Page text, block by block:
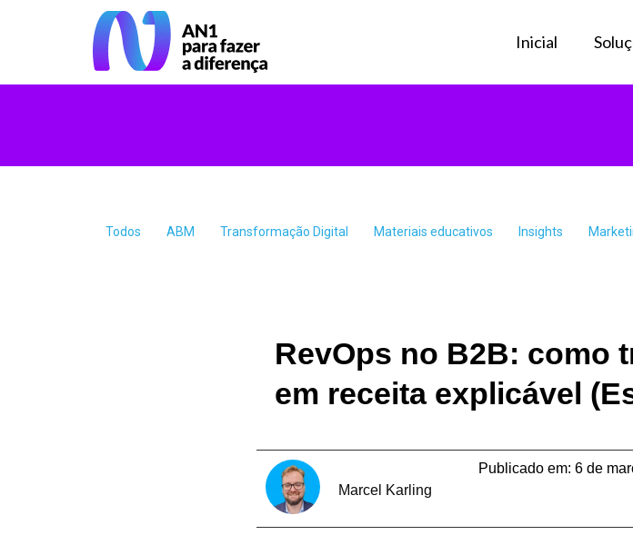
Inicial
Todos ABM Transformação Digital Materiais educativos Insights
RevOps no B2B: como
em receita explicável
Marcel Karling
Publicado em: 6 de